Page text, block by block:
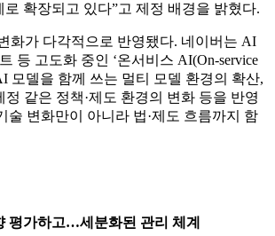
확장되고 있다”고 제정 배경을 밝혔다.
화가 다각적으로 반영됐다. 네이버는 AI
등 고도화 중인 ‘온서비스 AI(On-service
모델을 함께 쓰는 멀티 모델 환경의 확산,
같은 정책·제도 환경의 변화 등을 반영
술 변화만이 아니라 법·제도 흐름까지 함
평가하고…세분화된 관리 체계